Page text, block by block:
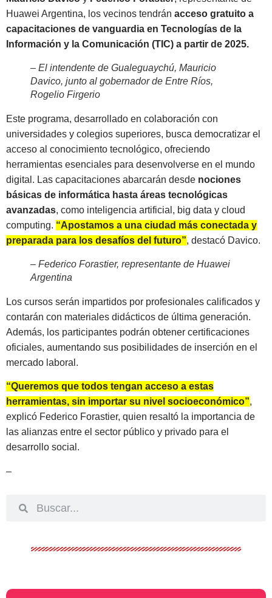
Huawei Argentina, los vecinos tendrán acceso gratuito a
capacitaciones de vanguardia en Tecnologías de la
Información y la Comunicación (TIC) a partir de 2025.
– El intendente de Gualeguaychú, Mauricio
Davico, junto al gobernador de Entre Ríos,
Rogelio Firgerio
Este programa, desarrollado en colaboración con
universidades y colegios superiores, busca democratizar el
acceso al conocimiento tecnológico, ofreciendo
herramientas esenciales para desenvolverse en el mundo
digital. Las capacitaciones abarcarán desde nociones
básicas de informática hasta áreas tecnológicas
avanzadas, como inteligencia artificial, big data y cloud
computing. “Apostamos a una ciudad más conectada y
preparada para los desafíos del futuro”, destacó Davico.
– Federico Forastier, representante de Huawei
Argentina
Los cursos serán impartidos por profesionales calificados y
contarán con materiales didácticos de última generación.
Además, los participantes podrán obtener certificaciones
oficiales, aumentando sus posibilidades de inserción en el
mercado laboral.
“Queremos que todos tengan acceso a estas
herramientas, sin importar su nivel socioeconómico”,
explicó Federico Forastier, quien resaltó la importancia de
las alianzas entre el sector público y privado para el
desarrollo social.
–